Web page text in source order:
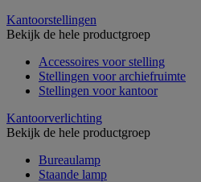
Kantoorstellingen
Bekijk de hele productgroep
Accessoires voor stelling
Stellingen voor archiefruimte
Stellingen voor kantoor
Kantoorverlichting
Bekijk de hele productgroep
Bureaulamp
Staande lamp